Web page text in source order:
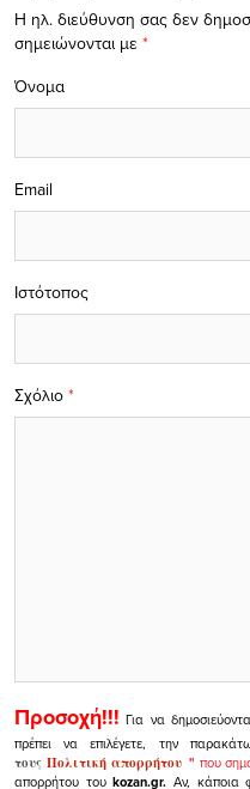
Η ηλ. διεύθυνση σας δεν
σημειώνονται με *
Σχόλιο *
Όνομα
Email
Ιστότοπος
Προσοχή!!! Για να
πρέπει να επιλέγετε, την
τουςΠολιτική απορρήτου" που
απορρήτου τουkozan.gr. Αν, κάποια